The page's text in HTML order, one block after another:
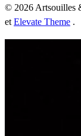
© 2026 Artsouilles
et Elevate Theme .